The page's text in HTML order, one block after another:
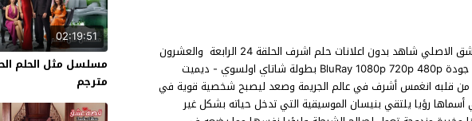
مشاهدة مسلسل حلم اشرف الحلقة 24 مترجم للعربية FHD قصة عشق الاصلي شاهد بدون اعلانات حلم اشرف الحلقة 24 الرابعة والعشرون
Eşref Rüya episode 24 على قناة Kanal D مباشر يوتيوب اون لان جودة BluRay 1080p 720p 480p بطولة شاتاي اولسوي - ديميت
من قلبه انغمس أشرف في عالم الجريمة وصعد ليصبح شخصية قوية في
أسماها رؤيا يلتقي بنيسان الموسيقية التي تدخل حياته بشكل غير
02:19:51
مترجم